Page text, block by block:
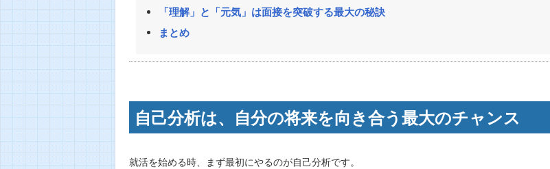
「理解」と「元気」は面接を突破する最大の秘訣
まとめ
自己分析は、自分の将来を向き合う最大のチャンス
就活を始める時、まず最初にやるのが自己分析です。